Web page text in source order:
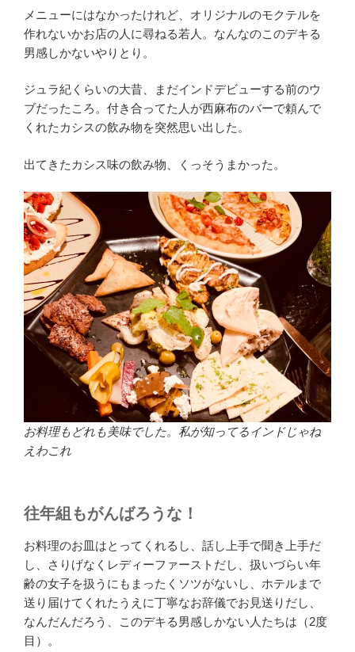
メニューにはなかったけれど、オリジナルのモクテルを
作れないかお店の人に尋ねる若人。なんなのこのデキる
男感しかないやりとり。
ジュラ紀くらいの大昔、まだインドデビューする前のウ
ブだったころ。付き合ってた人が西麻布のバーで頼んで
くれたカシスの飲み物を突然思い出した。
出てきたカシス味の飲み物、くっそうまかった。
お料理もどれも美味でした。私が知ってるインドじゃね
えわこれ
往年組もがんばろうな！
お料理のお皿はとってくれるし、話し上手で聞き上手だ
し、さりげなくレディーファーストだし、扱いづらい年
齢の女子を扱うにもまったくソツがないし、ホテルまで
送り届けてくれたうえに丁寧なお辞儀でお見送りだし、
なんだんだろう、このデキる男感しかない人たちは（2度
目）。